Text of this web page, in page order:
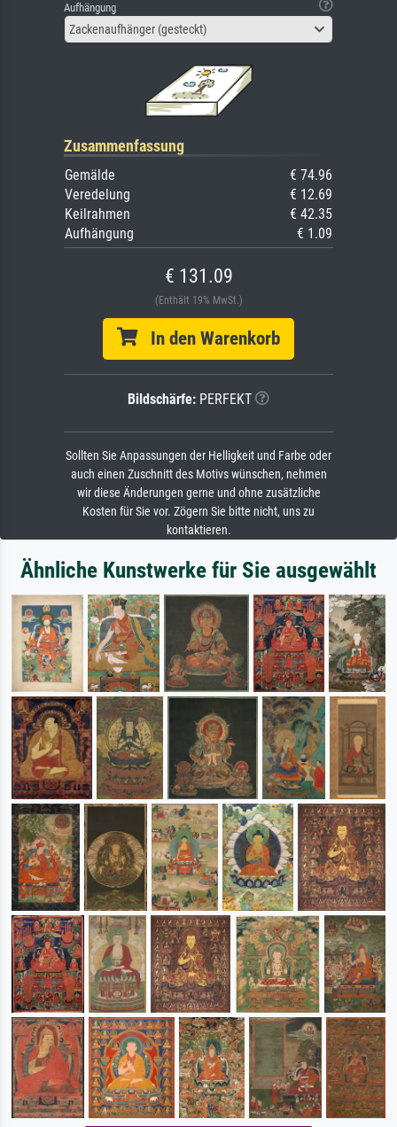
Aufhängung
Zackenaufhänger (gesteckt)
Zusammenfassung
Gemälde
€ 74.96
Veredelung
€ 12.69
Keilrahmen
€ 42.35
Aufhängung
€ 1.09
€ 131.09
(Enthält 19% MwSt.)
In den Warenkorb
Bildschärfe: PERFEKT
Sollten Sie Anpassungen der Helligkeit und Farbe oder
auch einen Zuschnitt des Motivs wünschen, nehmen
wir diese Änderungen gerne und ohne zusätzliche
Kosten für Sie vor. Zögern Sie bitte nicht, uns zu
kontaktieren.
Ähnliche Kunstwerke für Sie ausgewählt